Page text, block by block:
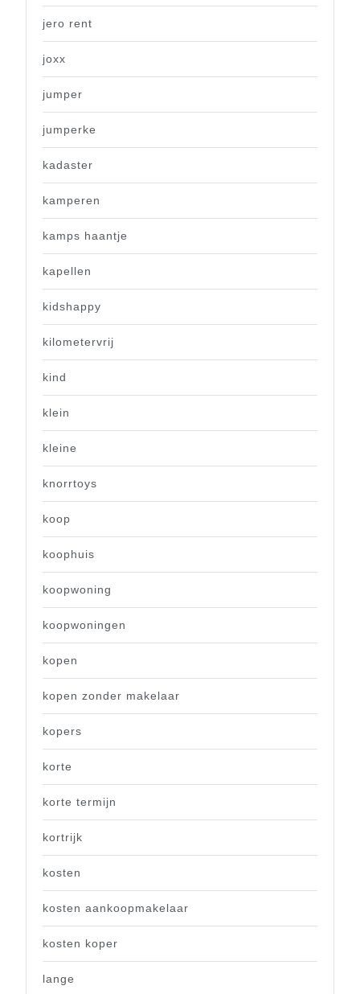
jero rent
joxx
jumper
jumperke
kadaster
kamperen
kamps haantje
kapellen
kidshappy
kilometervrij
kind
klein
kleine
knorrtoys
koop
koophuis
koopwoning
koopwoningen
kopen
kopen zonder makelaar
kopers
korte
korte termijn
kortrijk
kosten
kosten aankoopmakelaar
kosten koper
lange